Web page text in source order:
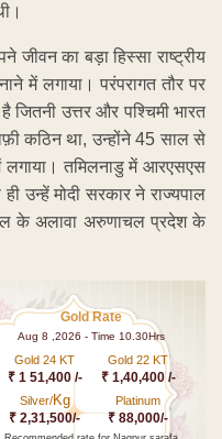
जीवन का बड़ा हिस्सा राष्ट्रीय
में लगाया। परंपरागत तौर पर
जितनी उत्तर और पश्चिमी भारत
कठिन था, उन्होंने 45 साल से
लगाया। तमिलनाडु में आरएसएस
उन्हें मोदी सरकार ने राज्यपाल
के अलावा अरुणाचल प्रदेश के
Gold Rate
Aug 8 ,2026 - Time 10.30Hrs
Gold 24 KT
₹ 1 51,400 /-
Gold 22 KT
₹ 1,40,400 /-
Silver/Kg
₹ 2,31,500/-
Platinum
₹ 88,000/-